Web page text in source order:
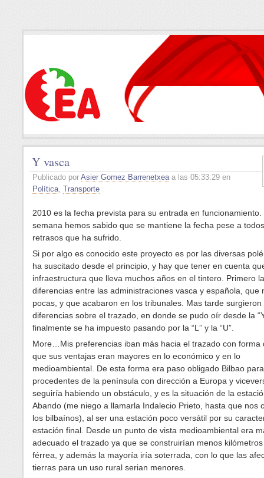
Y vasca
Publicado por Asier Gomez Barrenetxeaa las 05:33:29 en
Política, Transporte
2010 es la fecha prevista para su entrada en funcionamiento.
semana hemos sabido que se mantiene la fecha pese a
retrasos que ha sufrido.
Si por algo es conocido este proyecto es por las diversas
ha suscitado desde el principio, y hay que tener en cuenta
infraestructura que lleva muchos años en el tintero. Primero
diferencias entre las administraciones vasca y española, que
pocas, y que acabaron en los tribunales. Mas tarde surgieron
diferencias sobre el trazado, en donde se pudo oír desde la
finalmente se ha impuesto pasando por la “L” y la “U”.
More…Mis preferencias iban más hacia el trazado con forma
que sus ventajas eran mayores en lo económico y en lo
medioambiental. De esta forma era paso obligado Bilbao
procedentes de la península con dirección a Europa y
seguiría habiendo un obstáculo, y es la situación de la
Abando (me niego a llamarla Indalecio Prieto, hasta que nos
los bilbaínos), al ser una estación poco versátil por su
estación final. Desde un punto de vista medioambiental era
adecuado el trazado ya que se construirían menos
férrea, y además la mayoría iría soterrada, con lo que las
tierras para un uso rural serian menores.